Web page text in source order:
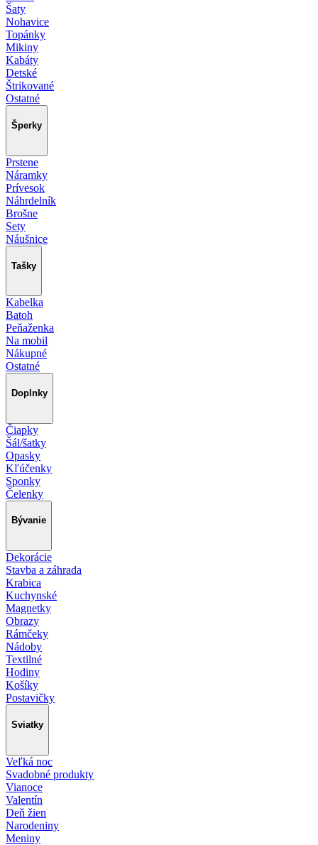
Šaty
Nohavice
Topánky
Mikiny
Kabáty
Detské
Štrikované
Ostatné
Šperky
Prstene
Náramky
Prívesok
Náhrdelník
Brošne
Sety
Náušnice
Tašky
Kabelka
Batoh
Peňaženka
Na mobil
Nákupné
Ostatné
Doplnky
Čiapky
Šál/šatky
Opasky
Kľúčenky
Sponky
Čelenky
Bývanie
Dekorácie
Stavba a záhrada
Krabica
Kuchynské
Magnetky
Obrazy
Rámčeky
Nádoby
Textilné
Hodiny
Košíky
Postavičky
Sviatky
Veľká noc
Svadobné produkty
Vianoce
Valentín
Deň žien
Narodeniny
Meniny